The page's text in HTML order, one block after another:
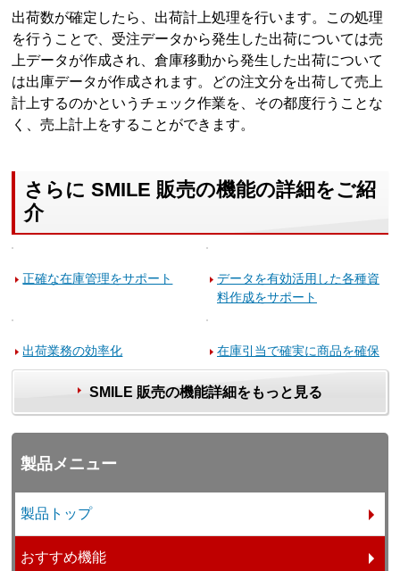
出荷数が確定したら、出荷計上処理を行います。この処理
を行うことで、受注データから発生した出荷については売
上データが作成され、倉庫移動から発生した出荷について
は出庫データが作成されます。どの注文分を出荷して売上
計上するのかというチェック作業を、その都度行うことな
く、売上計上をすることができます。
さらに SMILE 販売の機能の詳細をご紹
介
正確な在庫管理をサポート
データを有効活用した各種資
料作成をサポート
出荷業務の効率化 在庫引当で確実に商品を確保
SMILE 販売の機能詳細をもっと見る
製品メニュー
製品トップ
おすすめ機能